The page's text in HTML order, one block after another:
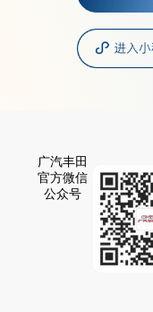
广汽丰田
官方微信
公众号